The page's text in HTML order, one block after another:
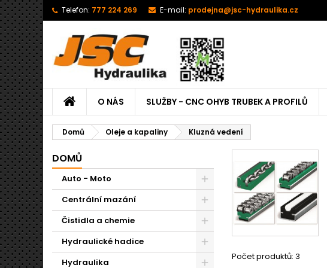
Telefon: 777 224 269 E-mail: prodejna@jsc-hydraulika.cz
O NÁS SLUŽBY - CNC OHYB TRUBEK A PROFILŮ
Domů Oleje a kapaliny Kluzná vedení
DOMŮ
Auto - Moto
Centrální mazání
Čistidla a chemie
Hydraulické hadice
Hydraulika
Počet produktů: 3